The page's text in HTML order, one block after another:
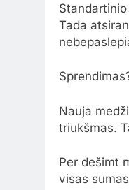
Tada
Nauja
triukšmas.
Per dešimt
visas